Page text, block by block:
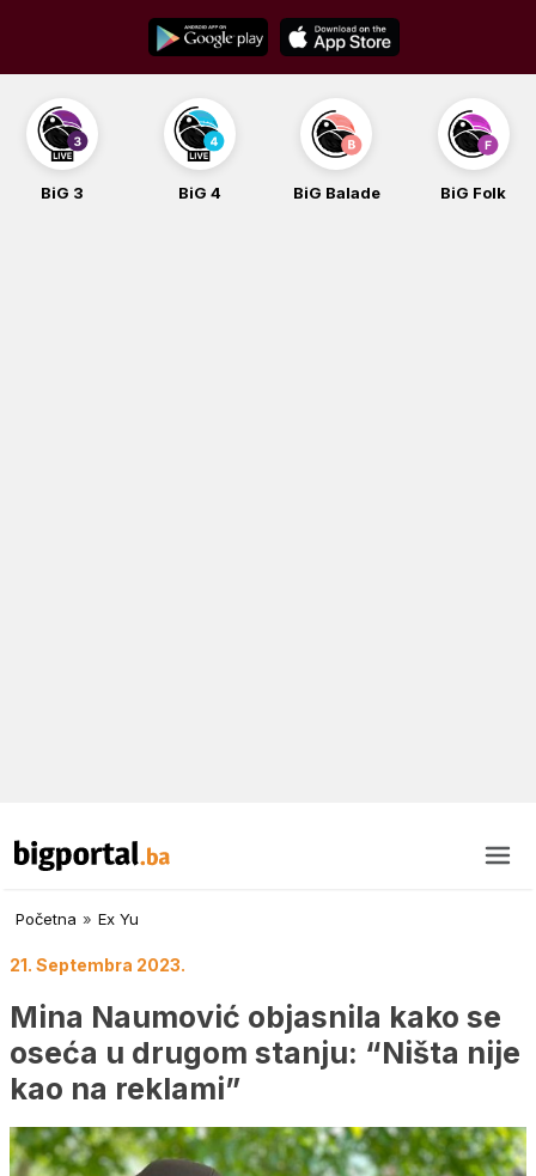
content
BiG 3 BiG 4 BiG Balade BiG Folk
Početna » Ex Yu
21. Septembra 2023.
Mina Naumović objasnila kako se
oseća u drugom stanju: “Ništa nije
kao na reklami”